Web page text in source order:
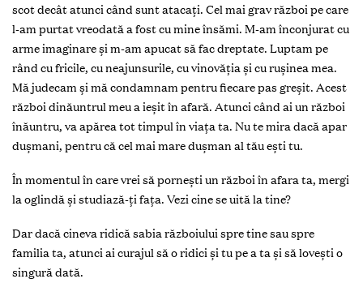
scot decât atunci când sunt atacaţi. Cel mai grav război pe care
l-am purtat vreodată a fost cu mine însămi. M-am înconjurat cu
arme imaginare și m-am apucat să fac dreptate. Luptam pe
rând cu fricile, cu neajunsurile, cu vinovăţia și cu rușinea mea.
Mă judecam și mă condamnam pentru fiecare pas greșit. Acest
război dinăuntrul meu a ieșit în afară. Atunci când ai un război
înăuntru, va apărea tot timpul în viaţa ta. Nu te mira dacă apar
dușmani, pentru că cel mai mare dușman al tău ești tu.
În momentul în care vrei să pornești un război în afara ta, mergi
la oglindă și studiază-ţi faţa. Vezi cine se uită la tine?
Dar dacă cineva ridică sabia războiului spre tine sau spre
familia ta, atunci ai curajul să o ridici și tu pe a ta și să lovești o
singură dată.